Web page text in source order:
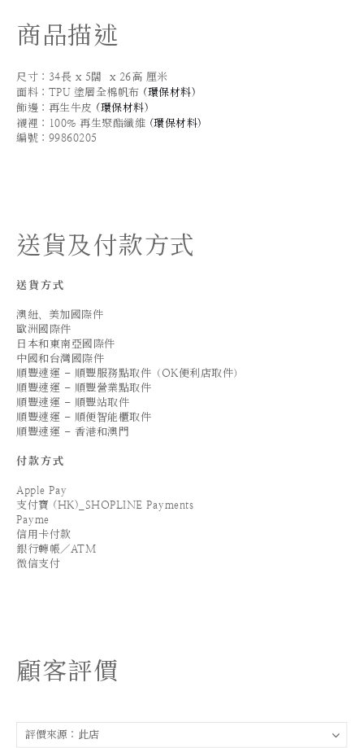
商品描述
尺寸：34長 x 5闊 x 26高 厘米
面料：TPU 塗層全棉帆布 (環保材料)
飾邊：再生牛皮 (環保材料)
襯裡：100% 再生聚酯纖維 (環保材料)
編號：99860205
送貨及付款方式
送貨方式
澳紐、美加國際件
歐洲國際件
日本和東南亞國際件
中國和台灣國際件
順豐速運 - 順豐服務點取件（OK便利店取件）
順豐速運 - 順豐營業點取件
順豐速運 - 順豐站取件
順豐速運 - 順便智能櫃取件
順豐速運 - 香港和澳門
付款方式
Apple Pay
支付寶 (HK)_SHOPLINE Payments
Payme
信用卡付款
銀行轉帳／ATM
微信支付
顧客評價